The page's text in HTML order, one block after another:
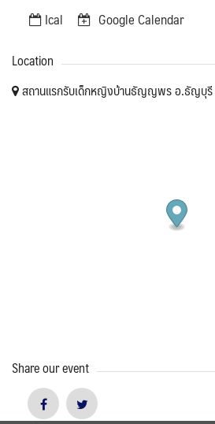
Ical Google Calendar
Location
สถานแรกรับเด็กหญิงบ้านธัญญพร อ.ธัญบุรี
Share our event